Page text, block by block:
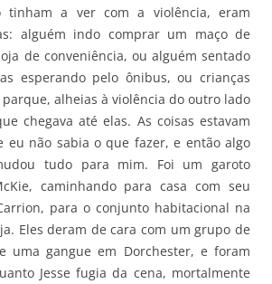
tinham a ver com a violência, eram
alguém indo comprar um maço de
de conveniência, ou alguém sentado
esperando pelo ônibus, ou crianças
alheias à violência do outro lado
chegava até elas. As coisas estavam
eu não sabia o que fazer, e então algo
tudo para mim. Foi um garoto
caminhando para casa com seu
para o conjunto habitacional na
Eles deram de cara com um grupo de
uma gangue em Dorchester, e foram
Jesse fugia da cena, mortalmente